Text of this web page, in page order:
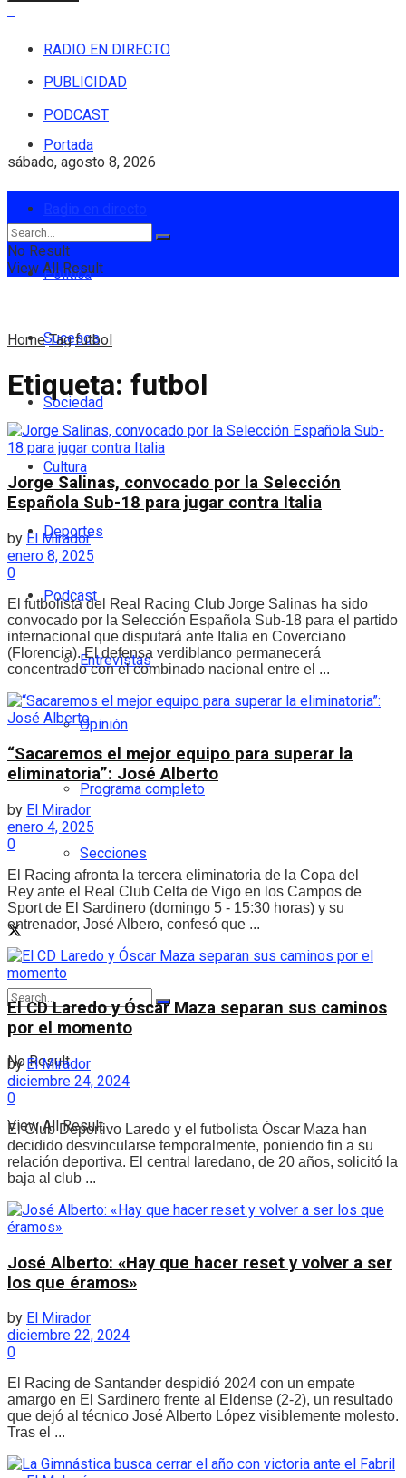
RADIO EN DIRECTO
PUBLICIDAD
PODCAST
sábado, agosto 8, 2026
Portada
Política
Sucesos
Sociedad
Cultura
Deportes
Podcast
Entrevistas
Opinión
Programa completo
Secciones
No Result
View All Result
No Result
View All Result
Home Tag futbol
Etiqueta: futbol
Jorge Salinas, convocado por la Selección
Española Sub-18 para jugar contra Italia
by El Mirador
enero 8, 2025
0
El futbolista del Real Racing Club Jorge Salinas ha sido
convocado por la Selección Española Sub-18 para el partido
internacional que disputará ante Italia en Coverciano
(Florencia). El defensa verdiblanco permanecerá
concentrado con el combinado nacional entre el ...
“Sacaremos el mejor equipo para superar la
eliminatoria”: José Alberto
by El Mirador
enero 4, 2025
0
El Racing afronta la tercera eliminatoria de la Copa del
Rey ante el Real Club Celta de Vigo en los Campos de
Sport de El Sardinero (domingo 5 - 15:30 horas) y su
entrenador, José Albero, confesó que ...
El CD Laredo y Óscar Maza separan sus caminos
por el momento
by El Mirador
diciembre 24, 2024
0
El Club Deportivo Laredo y el futbolista Óscar Maza han
decidido desvincularse temporalmente, poniendo fin a su
relación deportiva. El central laredano, de 20 años, solicitó la
baja al club ...
José Alberto: «Hay que hacer reset y volver a ser
los que éramos»
by El Mirador
diciembre 22, 2024
0
El Racing de Santander despidió 2024 con un empate
amargo en El Sardinero frente al Eldense (2-2), un resultado
que dejó al técnico José Alberto López visiblemente molesto.
Tras el ...